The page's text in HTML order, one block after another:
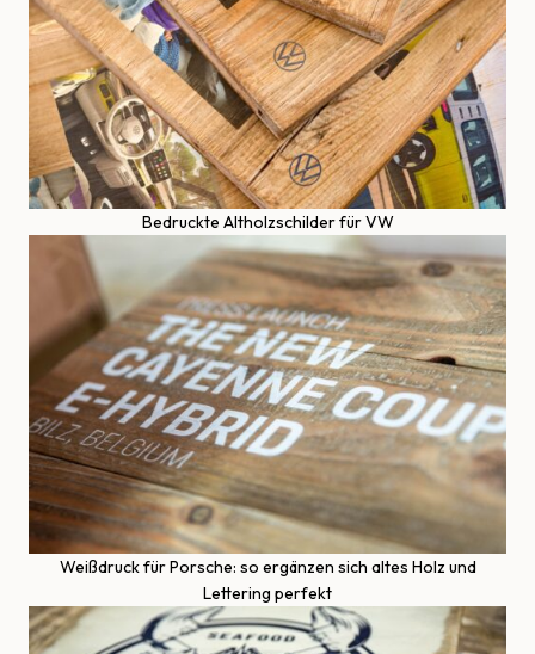
Bedruckte Altholzschilder für VW
Weißdruck für Porsche: so ergänzen sich altes Holz und
Lettering perfekt